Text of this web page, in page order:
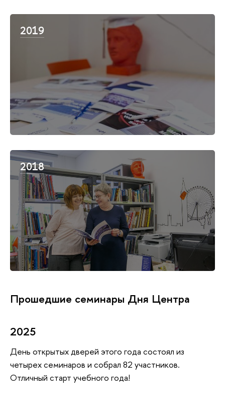
2019
2018
Прошедшие семинары Дня Центра
2025
День открытых дверей этого года состоял из
четырех семинаров и собрал 82 участников.
Отличный старт учебного года!